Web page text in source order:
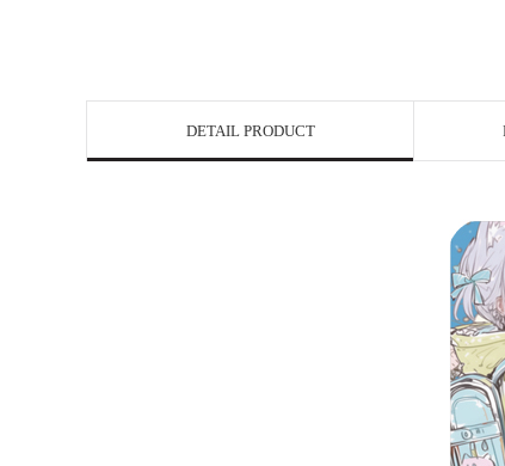
DETAIL PRODUCT